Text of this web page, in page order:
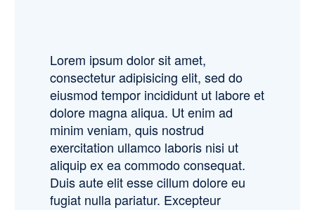
Lorem ipsum dolor sit amet,
consectetur adipisicing elit, sed do
eiusmod tempor incididunt ut labore et
dolore magna aliqua. Ut enim ad
minim veniam, quis nostrud
exercitation ullamco laboris nisi ut
aliquip ex ea commodo consequat.
Duis aute elit esse cillum dolore eu
fugiat nulla pariatur. Excepteur